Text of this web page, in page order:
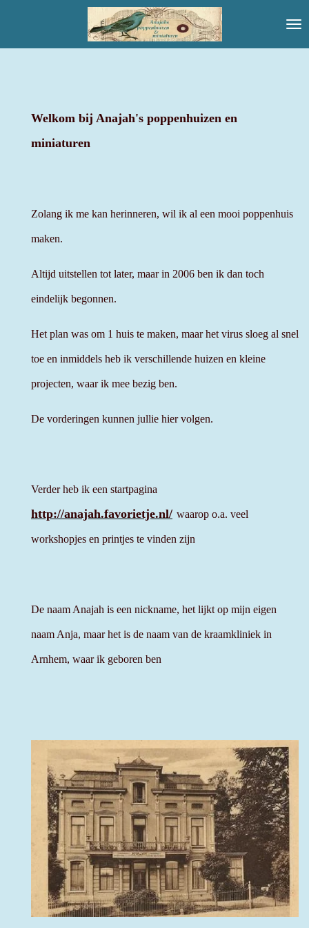
Welkom bij Anajah's poppenhuizen en
miniaturen
Zolang ik me kan herinneren, wil ik al een mooi poppenhuis
maken.
Altijd uitstellen tot later, maar in 2006 ben ik dan toch
eindelijk begonnen.
Het plan was om 1 huis te maken, maar het virus sloeg al snel
toe en inmiddels heb ik verschillende huizen en kleine
projecten, waar ik mee bezig ben.
De vorderingen kunnen jullie hier volgen.
Verder heb ik een startpagina
http://anajah.favorietje.nl/ waarop o.a. veel
workshopjes en printjes te vinden zijn
De naam Anajah is een nickname, het lijkt op mijn eigen
naam Anja, maarhet is de naam van de kraamkliniek in
Arnhem, waar ik geboren ben